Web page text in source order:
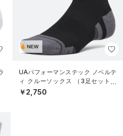
NEW
UAパフォーマンステック ノベルテ
ィ クルーソックス （3足セット）
（トレーニング/UNISEX）
￥2,750